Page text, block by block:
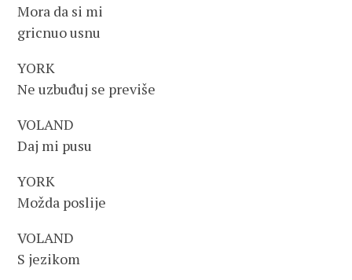
Mora da si mi
gricnuo usnu
YORK
Ne uzbuđuj se previše
VOLAND
Daj mi pusu
YORK
Možda poslije
VOLAND
S jezikom